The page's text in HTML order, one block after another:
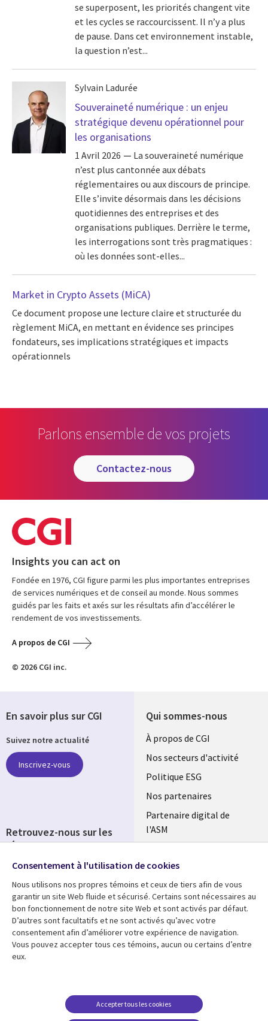
se superposent, les priorités changent vite
et les cycles se raccourcissent. Il n’y a plus
de pause. Dans cet environnement instable,
la question n’est...
Sylvain Ladurée
Souveraineté numérique : un enjeu
stratégique devenu opérationnel pour
les organisations
1 Avril 2026
La souveraineté numérique
n’est plus cantonnée aux débats
réglementaires ou aux discours de principe.
Elle s’invite désormais dans les décisions
quotidiennes des entreprises et des
organisations publiques. Derrière le terme,
les interrogations sont très pragmatiques :
où les données sont-elles...
Market in Crypto Assets (MiCA)
Ce document propose une lecture claire et structurée du
règlement MiCA, en mettant en évidence ses principes
fondateurs, ses implications stratégiques et impacts
opérationnels
Parlons ensemble de vos projets
contactez-nous
Insights you can act on
Fondée en 1976, CGI figure parmi les plus importantes entreprises
de services numériques et de conseil au monde. Nous sommes
guidés par les faits et axés sur les résultats afin d’accélérer le
rendement de vos investissements.
A propos de CGI
© 2026 CGI inc.
Qui sommes-nous
Useful
links
FRANCE
À propos de CGI
Nos secteurs d'activité
Politique ESG
Nos partenaires
Partenaire digital de
l'ASM
Fusions
Ressources
Library
Links
Articles
Blog
Support
Legal
Accessibilité
conditions juridiques
FAQ Carrières
En savoir plus sur CGI
Suivez notre actualité
Inscrivez-vous
Retrouvez-nous sur les
réseaux
Social
Media
FRANCE
Consentement à l'utilisation de cookies
Nous utilisons nos propres témoins et ceux de tiers afin de vous
garantir un site Web fluide et sécurisé. Certains sont nécessaires au
bon fonctionnement de notre site Web et sont activés par défaut.
D’autres sont facultatifs et ne sont activés qu’avec votre
consentement afin d’améliorer votre expérience de navigation.
Vous pouvez accepter tous ces témoins, aucun ou certains d’entre
eux.
Accepter tous les cookies